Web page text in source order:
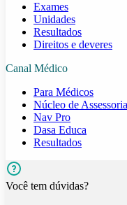
Exames
Unidades
Resultados
Direitos e deveres
Canal Médico
Para Médicos
Núcleo de
Nav Pro
Dasa Educa
Resultados
Você tem dúvidas?